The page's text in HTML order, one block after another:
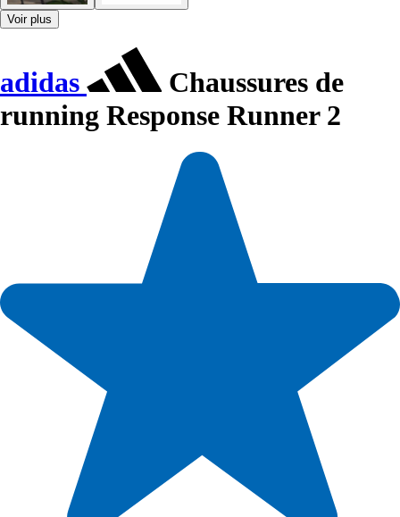
Voir plus
adidas
Chaussures de
running Response Runner 2